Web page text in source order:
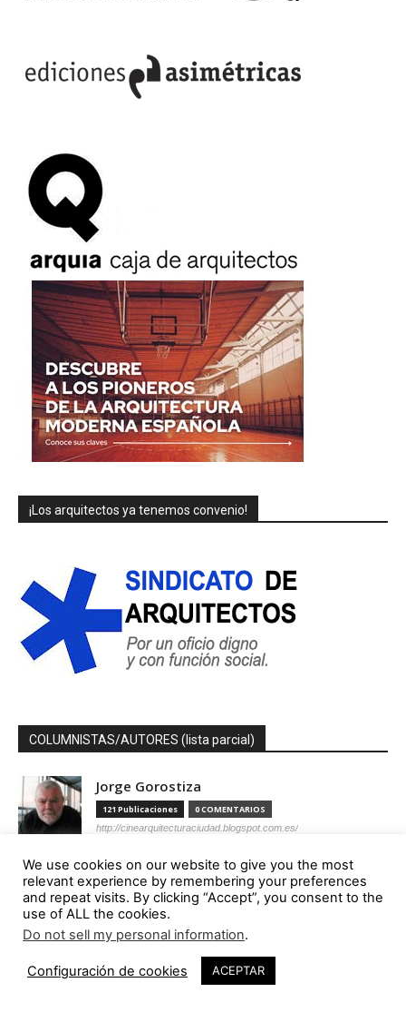
¡Los arquitectos ya tenemos convenio!
COLUMNISTAS/AUTORES (lista parcial)
Jorge Gorostiza
121 Publicaciones 0 COMENTARIOS
http://cinearquitecturaciudad.blogspot.com.es/
Miquel Lacasta Codorniu
113 Publicaciones 0 COMENTARIOS
https://axonometrica.wordpress.com/
112 Publicaciones 0 COMENTARIOS
We use cookies on our website to give you the most
relevant experience by remembering your preferences
and repeat visits. By clicking “Accept”, you consent to the
use of ALL the cookies.
Do not sell my personal information.
Configuración de cookies ACEPTAR